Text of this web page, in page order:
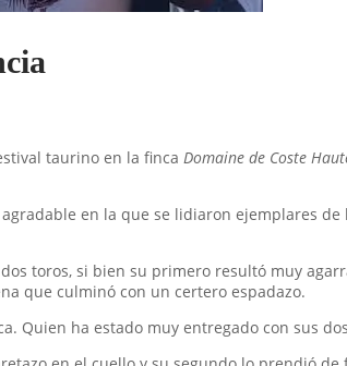
taurino en la finca Domaine de Coste
en la que se lidiaron ejemplares de
toros, si bien su primero resultó muy
que culminó con un certero espadazo.
Quien ha estado muy entregado con sus